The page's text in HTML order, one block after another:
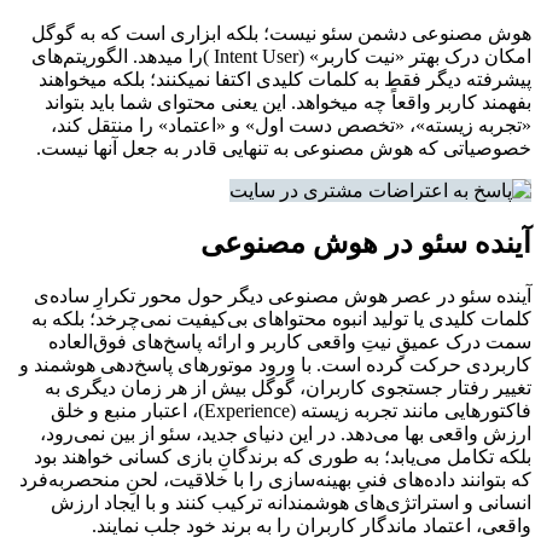
هوش مصنوعی دشمن سئو نیست؛ بلکه ابزاری است که به گوگل
امکان درک بهتر «نیت کاربر» (Intent User )را میدهد. الگوریتم‌های
پیشرفته دیگر فقط به کلمات کلیدی اکتفا نمیکنند؛ بلکه میخواهند
بفهمند کاربر واقعاً چه میخواهد. این یعنی محتوای شما باید بتواند
«تجربه زیسته»‌، «تخصص دست اول» و «اعتماد» را منتقل کند،
خصوصیاتی که هوش مصنوعی به تنهایی قادر به جعل آنها نیست.
آینده سئو در هوش مصنوعی
آینده سئو در عصر هوش مصنوعی دیگر حول محور تکرارِ ساده‌ی
کلمات کلیدی یا تولید انبوه محتواهای بی‌کیفیت نمی‌چرخد؛ بلکه به
سمت درک عمیقِ نیتِ واقعی کاربر و ارائه پاسخ‌های فوق‌العاده
کاربردی حرکت کرده است. با ورود موتورهای پاسخ‌دهی هوشمند و
تغییر رفتار جستجوی کاربران، گوگل بیش از هر زمان دیگری به
فاکتورهایی مانند تجربه زیسته (Experience)، اعتبار منبع و خلق
ارزش واقعی بها می‌دهد. در این دنیای جدید، سئو از بین نمی‌رود،
بلکه تکامل می‌یابد؛ به طوری که برندگانِ بازی کسانی خواهند بود
که بتوانند داده‌های فنیِ بهینه‌سازی را با خلاقیت، لحنِ منحصربه‌فرد
انسانی و استراتژی‌های هوشمندانه ترکیب کنند و با ایجاد ارزش
واقعی، اعتماد ماندگار کاربران را به برند خود جلب نمایند.